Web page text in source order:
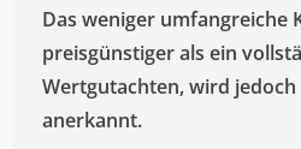
Das weniger umfangreiche
preisgünstiger als ein
Wertgutachten, wird
anerkannt.